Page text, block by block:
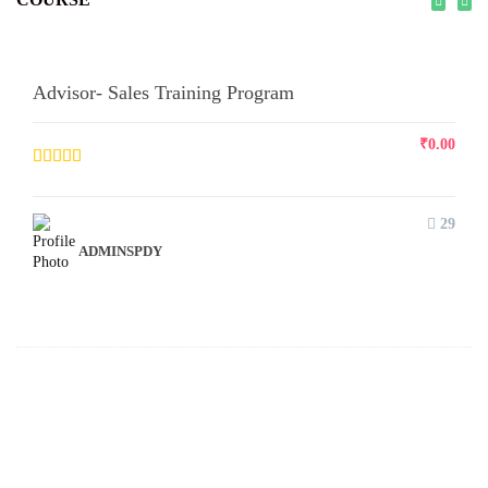
Advisor- Sales Training Program
₹0.00
ADMINSPDY
29